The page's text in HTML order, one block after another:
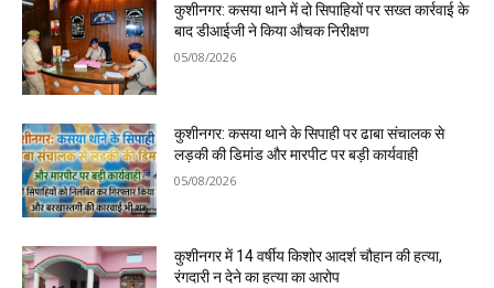
कुशीनगर: कसया थाने में दो सिपाहियों पर सख्त कार्रवाई के
बाद डीआईजी ने किया औचक निरीक्षण
05/08/2026
कुशीनगर: कसया थाने के सिपाही पर ढाबा संचालक से
लड़की की डिमांड और मारपीट पर बड़ी कार्यवाही
05/08/2026
कुशीनगर में 14 वर्षीय किशोर आदर्श चौहान की हत्या,
रंगदारी न देने का हत्या का आरोप